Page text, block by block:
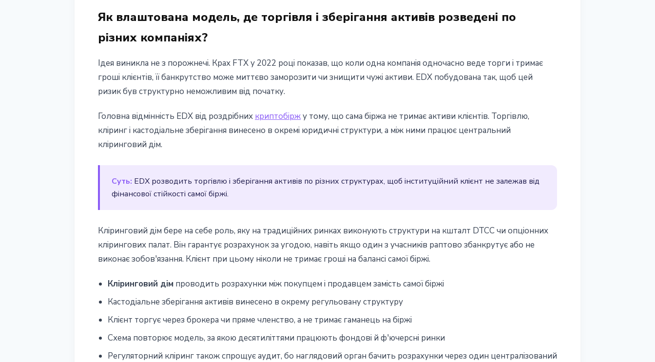
Як влаштована модель, де торгівля і зберігання активів розведені по
різних компаніях?
Ідея виникла не з порожнечі. Крах FTX у 2022 році показав, що коли одна компанія одночасно веде торги і тримає
гроші клієнтів, її банкрутство може миттєво заморозити чи знищити чужі активи. EDX побудована так, щоб цей
ризик був структурно неможливим від початку.
Головна відмінність EDX від роздрібних криптобіржу тому, що сама біржа не тримає активи клієнтів. Торгівлю,
кліринг і кастодіальне зберігання винесено в окремі юридичні структури, а між ними працює центральний
кліринговий дім.
Суть: EDX розводить торгівлю і зберігання активів по різних структурах, щоб інституційний клієнт не залежав від
фінансової стійкості самої біржі.
Кліринговий дім бере на себе роль, яку на традиційних ринках виконують структури на кшталт DTCC чи опціонних
клірингових палат. Він гарантує розрахунок за угодою, навіть якщо один з учасників раптово збанкрутує або не
виконає зобов'язання. Клієнт при цьому ніколи не тримає гроші на балансі самої біржі.
Кліринговий дім проводить розрахунки між покупцем і продавцем замість самої біржі
Кастодіальне зберігання активів винесено в окрему регульовану структуру
Клієнт торгує через брокера чи пряме членство, а не тримає гаманець на біржі
Схема повторює модель, за якою десятиліттями працюють фондові й ф'ючерсні ринки
Регуляторний кліринг також спрощує аудит, бо наглядовий орган бачить розрахунки через один централізований